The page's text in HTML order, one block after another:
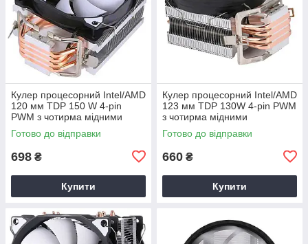
Кулер процесорний Intel/AMD
120 мм TDP 150 W 4-pin
PWM з чотирма мідними
тепловими трубками
Готово до відправки
698 ₴
Купити
Кулер процесорний Intel/AMD
123 мм TDP 130W 4-pin PWM
з чотирма мідними
тепловими трубками
Готово до відправки
660 ₴
Купити